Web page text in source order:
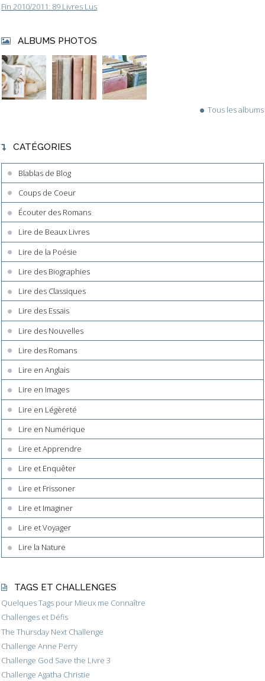
Fin 2010/2011: 89 Livres Lus
ALBUMS PHOTOS
Tous les albums
CATÉGORIES
Blablas de Blog
Coups de Coeur
Écouter des Romans
Lire de Beaux Livres
Lire de la Poésie
Lire des Biographies
Lire des Classiques
Lire des Essais
Lire des Nouvelles
Lire des Romans
Lire en Anglais
Lire en Images
Lire en Légèreté
Lire en Numérique
Lire et Apprendre
Lire et Enquêter
Lire et Frissoner
Lire et Imaginer
Lire et Voyager
Lire la Nature
TAGS ET CHALLENGES
Quelques Tags pour Mieux me Connaître
Challenges et Défis
The Thursday Next Challenge
Challenge Anne Perry
Challenge God Save the Livre 3
Challenge Agatha Christie